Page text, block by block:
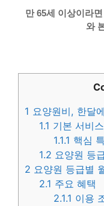
만 65세 이상이라
와
1 요양원비, 한달
1.1 기본 서비
1.1.1 핵심
1.2 요양원 등
2 요양원 등급별
2.1 주요 혜택
2.1.1 이용